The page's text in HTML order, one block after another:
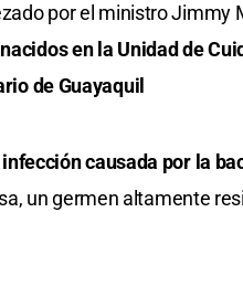
por el ministro Jimmy
en la Unidad de
de Guayaquil
causada por la
un germen altamente